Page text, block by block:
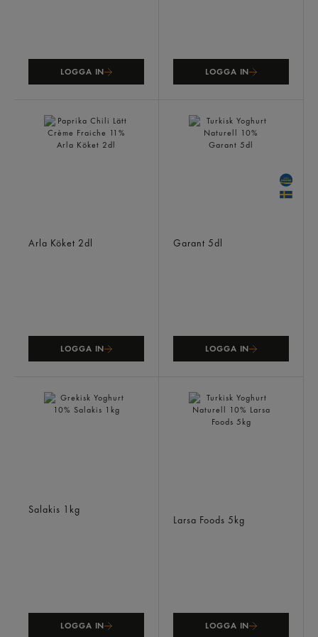
LOGGA IN LOGGA IN
Arla Köket 2dl
LOGGA IN
Garant 5dl
LOGGA IN
Salakis 1kg
LOGGA IN
Larsa Foods 5kg
LOGGA IN